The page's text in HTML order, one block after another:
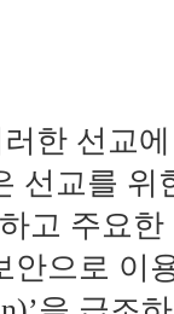
한 선교
선교를 위
고 주요
안으로 이